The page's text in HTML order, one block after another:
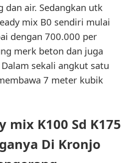
air. Sedangkan utk
mix B0 sendiri mulai
dengan 700.000 per
merk beton dan juga
sekali angkut satu
7 meter kubik
mix K100 Sd K175
Di Kronjo